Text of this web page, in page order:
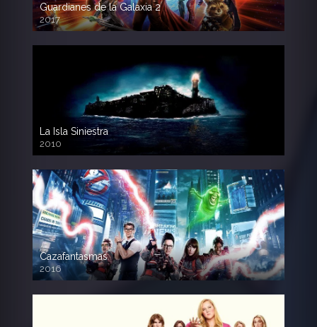
Guardianes de la Galaxia 2
2017
720p HD
La Isla Siniestra
2010
720p HD
Cazafantasmas
2016
720p HD